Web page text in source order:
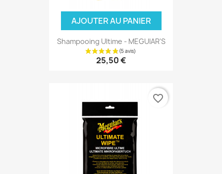
AJOUTER AU PANIER
Shampooing Ultime - MEGUIAR'S
25,50 €
favorite_border